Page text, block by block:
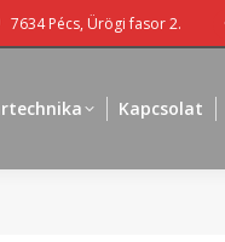
7634 Pécs, Ürögi fasor 2.
Kapcsolat